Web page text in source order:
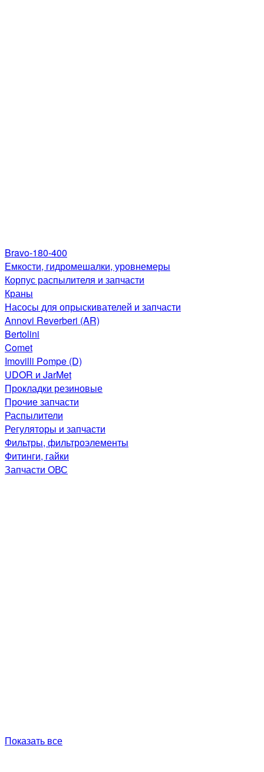
Bravo-180-400
Емкости, гидромешалки, уровнемеры
Корпус распылителя и запчасти
Краны
Насосы для опрыскивателей и запчасти
Annovi Reverberi (AR)
Bertolini
Comet
Imovilli Pompe (D)
UDOR и JarMet
Прокладки резиновые
Прочие запчасти
Распылители
Регуляторы и запчасти
Фильтры, фильтроэлементы
Фитинги, гайки
Запчасти ОВС
Показать все